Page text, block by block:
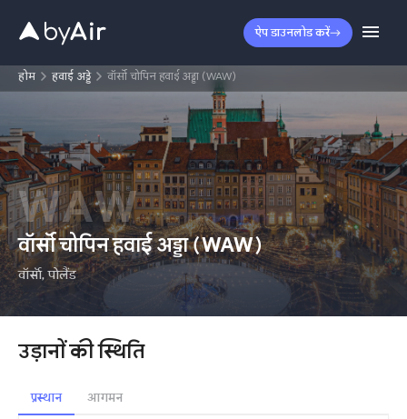
ऐप डाउनलोड करें
होम हवाई अड्डे वॉर्सॉ चोपिन हवाई अड्डा (WAW)
WAW
वॉर्सॉ चोपिन हवाई अड्डा(WAW)
वॉर्सॉ,पोलैंड
उड़ानों की स्थिति
प्रस्थान आगमन